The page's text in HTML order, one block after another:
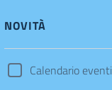
NOVITÀ
Calendario eventi